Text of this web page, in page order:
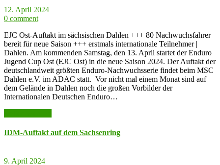
12. April 2024
0 comment
EJC Ost-Auftakt im sächsischen Dahlen +++ 80 Nachwuchsfahrer
bereit für neue Saison +++ erstmals internationale Teilnehmer |
Dahlen. Am kommenden Samstag, den 13. April startet der Enduro
Jugend Cup Ost (EJC Ost) in die neue Saison 2024. Der Auftakt der
deutschlandweit größten Enduro-Nachwuchsserie findet beim MSC
Dahlen e.V. im ADAC statt. Vor nicht mal einem Monat sind auf
dem Gelände in Dahlen noch die großen Vorbilder der
Internationalen Deutschen Enduro…
IDM-Auftakt auf dem Sachsenring
9. April 2024